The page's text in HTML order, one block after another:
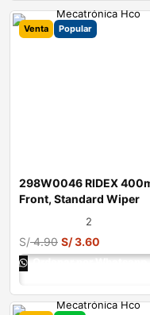
Venta Popular
298W0046 RIDEX
Front, Standard Wiper
Blade 298W004
2
S/4.90 S/3.60
Ordenar por Whatsapp